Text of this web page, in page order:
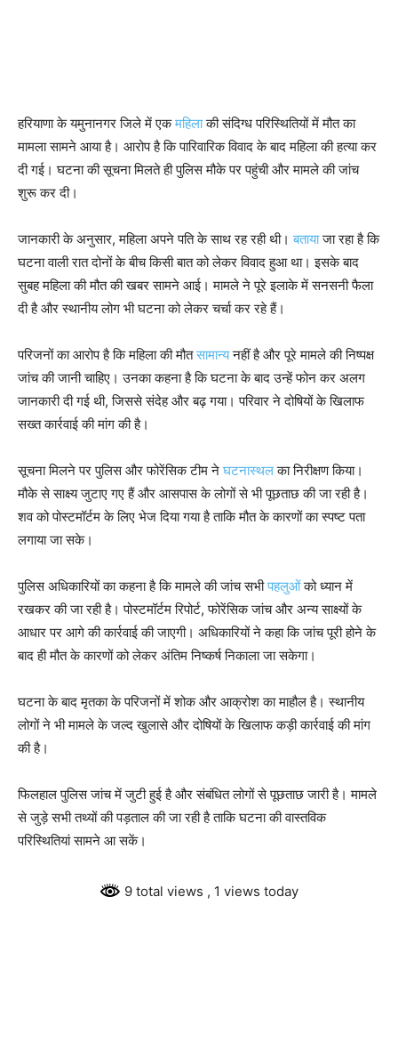
हरियाणा के यमुनानगर जिले में एकमहिलाकी संदिग्ध परिस्थितियों में मौत का
मामला सामने आया है। आरोप है कि पारिवारिक विवाद के बाद महिला की हत्या कर
दी गई। घटना की सूचना मिलते ही पुलिस मौके पर पहुंची और मामले की जांच
शुरू कर दी।
जानकारी के अनुसार, महिला अपने पति के साथ रह रही थी।बतायाजा रहा है कि
घटना वाली रात दोनों के बीच किसी बात को लेकर विवाद हुआ था। इसके बाद
सुबह महिला की मौत की खबर सामने आई। मामले ने पूरे इलाके में सनसनी फैला
दी है और स्थानीय लोग भी घटना को लेकर चर्चा कर रहे हैं।
परिजनों का आरोप है कि महिला की मौतसामान्यनहीं है और पूरे मामले की निष्पक्ष
जांच की जानी चाहिए। उनका कहना है कि घटना के बाद उन्हें फोन कर अलग
जानकारी दी गई थी, जिससे संदेह और बढ़ गया। परिवार ने दोषियों के खिलाफ
सख्त कार्रवाई की मांग की है।
सूचना मिलने पर पुलिस और फोरेंसिक टीम नेघटनास्थलका निरीक्षण किया।
मौके से साक्ष्य जुटाए गए हैं और आसपास के लोगों से भी पूछताछ की जा रही है।
शव को पोस्टमॉर्टम के लिए भेज दिया गया है ताकि मौत के कारणों का स्पष्ट पता
लगाया जा सके।
पुलिस अधिकारियों का कहना है कि मामले की जांच सभीपहलुओंको ध्यान में
रखकर की जा रही है। पोस्टमॉर्टम रिपोर्ट, फोरेंसिक जांच और अन्य साक्ष्यों के
आधार पर आगे की कार्रवाई की जाएगी। अधिकारियों ने कहा कि जांच पूरी होने के
बाद ही मौत के कारणों को लेकर अंतिम निष्कर्ष निकाला जा सकेगा।
घटना के बाद मृतका के परिजनों में शोक और आक्रोश का माहौल है। स्थानीय
लोगों ने भी मामले के जल्द खुलासे और दोषियों के खिलाफ कड़ी कार्रवाई की मांग
की है।
फिलहाल पुलिस जांच में जुटी हुई है और संबंधित लोगों से पूछताछ जारी है। मामले
से जुड़े सभी तथ्यों की पड़ताल की जा रही है ताकि घटना की वास्तविक
परिस्थितियां सामने आ सकें।
9 total views , 1 views today